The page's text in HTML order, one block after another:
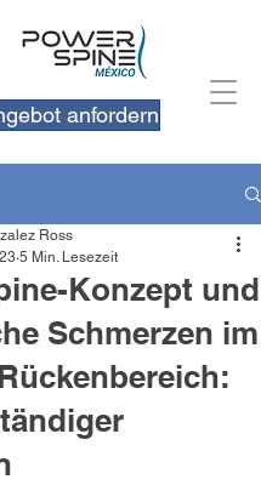
anfordern
Konzept und
Schmerzen im
Ross
5 Min. Lesezeit